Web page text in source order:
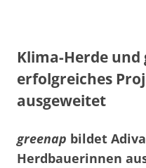
Klima-Herde und
erfolgreiches
ausgeweitet
greenap bildet
Herdbauerinnen